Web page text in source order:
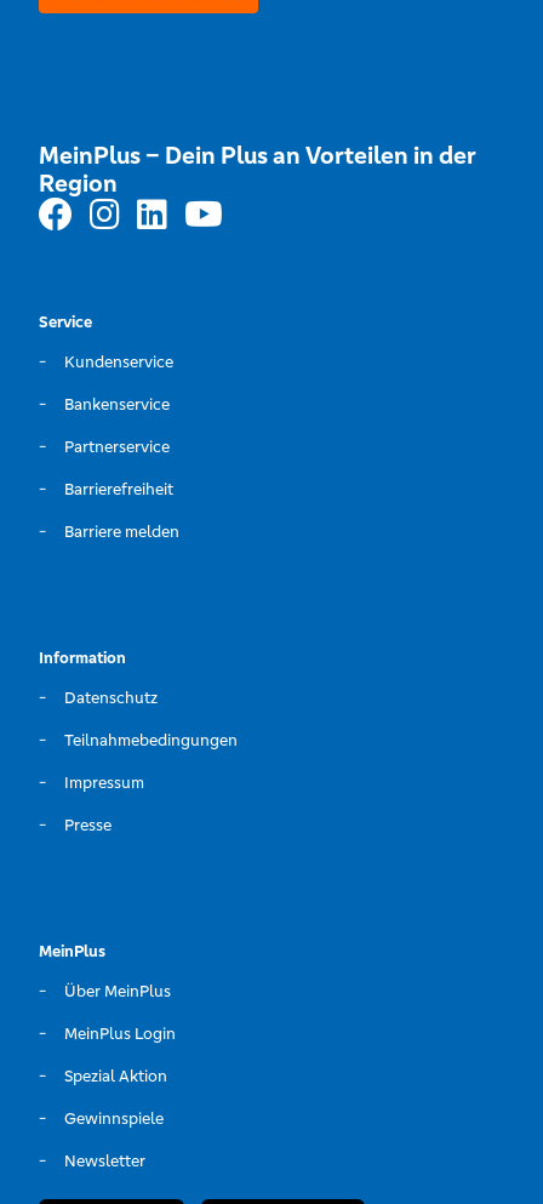
MeinPlus – Dein Plus an Vorteilen in der
Region
Service
Kundenservice
Bankenservice
Partnerservice
Barrierefreiheit
Barriere melden
Information
Datenschutz
Teilnahmebedingungen
Impressum
Presse
MeinPlus
Über MeinPlus
MeinPlus Login
Spezial Aktion
Gewinnspiele
Newsletter